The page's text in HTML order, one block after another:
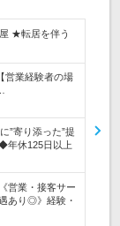
★転居を伴う
営業経験者の場
”寄り添った”提
年休125日以上
営業・接客サー
あり◎》経験・